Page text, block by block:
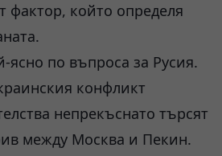
фактор, който определя
ясно по въпроса за Русия.
конфликт
непрекъснато търсят
между Москва и Пекин.